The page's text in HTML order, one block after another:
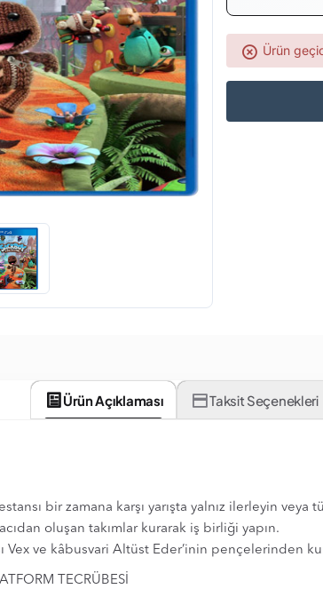
Ürün
Ürün Açıklaması Taksit Seçenekleri
bir zamana karşı yarışta yalnız ilerleyin
oluşan takımlar kurarak iş birliği yapın.
Vex ve kâbusvari Altüst Eder’inin pençelerinden
TECRÜBESİ